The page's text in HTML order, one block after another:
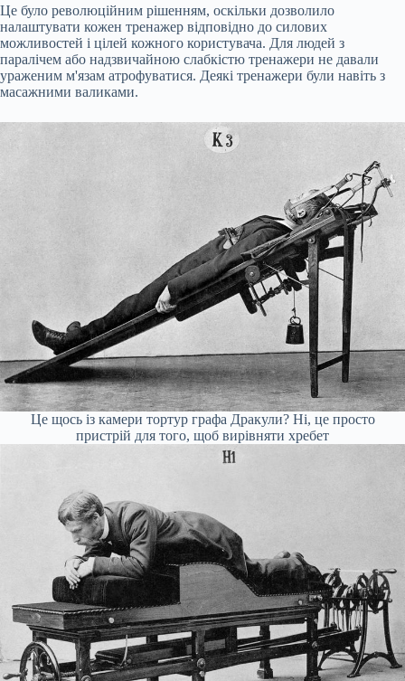
Це було революційним рішенням, оскільки дозволило
налаштувати кожен тренажер відповідно до силових
можливостей і цілей кожного користувача. Для людей з
паралічем або надзвичайною слабкістю тренажери не давали
ураженим м'язам атрофуватися. Деякі тренажери були навіть з
масажними валиками.
Це щось із камери тортур графа Дракули? Ні, це просто
пристрій для того, щоб вирівняти хребет